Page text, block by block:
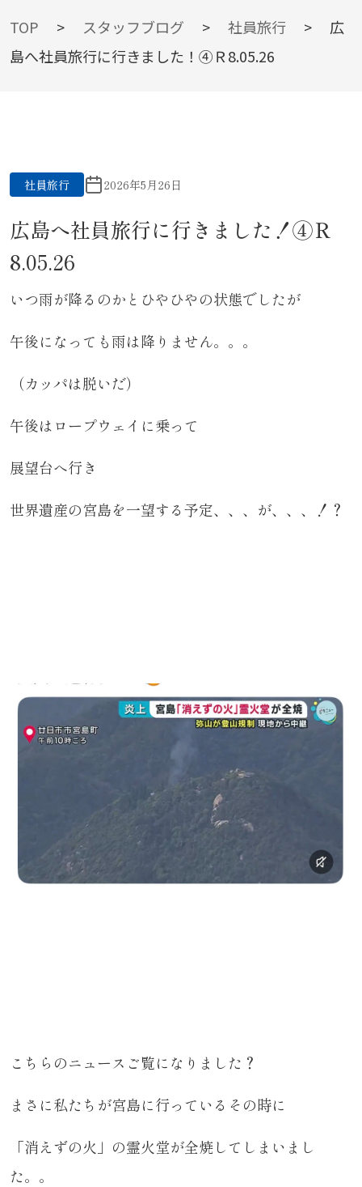
BLOG
TOP > スタッフブログ > 社員旅行 >
広
島へ社員旅行に行きました！④Ｒ8.05.26
社員旅行 2026年5月26日
広島へ社員旅行に行きました！④Ｒ
8.05.26
いつ雨が降るのかとひやひやの状態でしたが
午後になっても雨は降りません。。。
（カッパは脱いだ）
午後はロープウェイに乗って
展望台へ行き
世界遺産の宮島を一望する予定、、、が、、、！？
こちらのニュースご覧になりました？
まさに私たちが宮島に行っているその時に
「消えずの火」の霊火堂が全焼してしまいまし
た。。